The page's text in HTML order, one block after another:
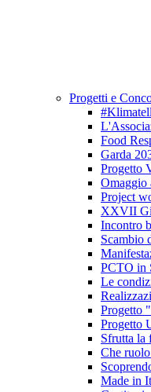
Progetti e
Food
Garda
Progetto
Omaggio
Project
XXVII
Incontro
Scambio
PCTO in
Le
Progetto
Progetto
Sfrutta la
Che
Made in